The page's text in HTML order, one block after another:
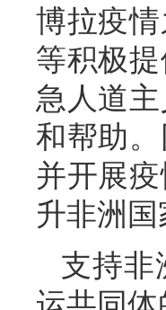
博拉疫
等积极
急人道
和帮助
并开展
升非洲国
支持非